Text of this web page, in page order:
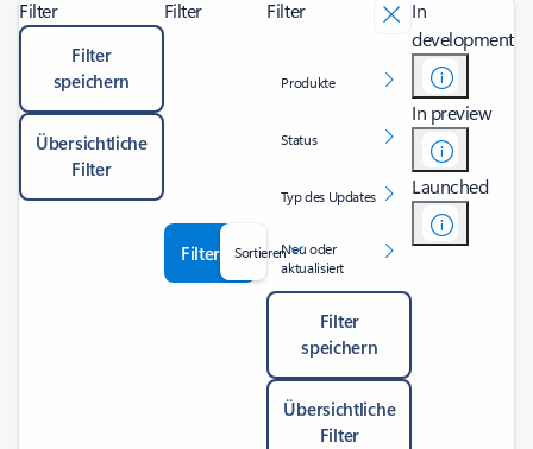
Filter
Filter
speichern
Übersichtliche
Filter
Filter
Filter Sortieren
Filter
Produkte
Status
Typ des Updates
Neu oder
aktualisiert
Filter
speichern
Übersichtliche
Filter
In
development
In preview
Launched